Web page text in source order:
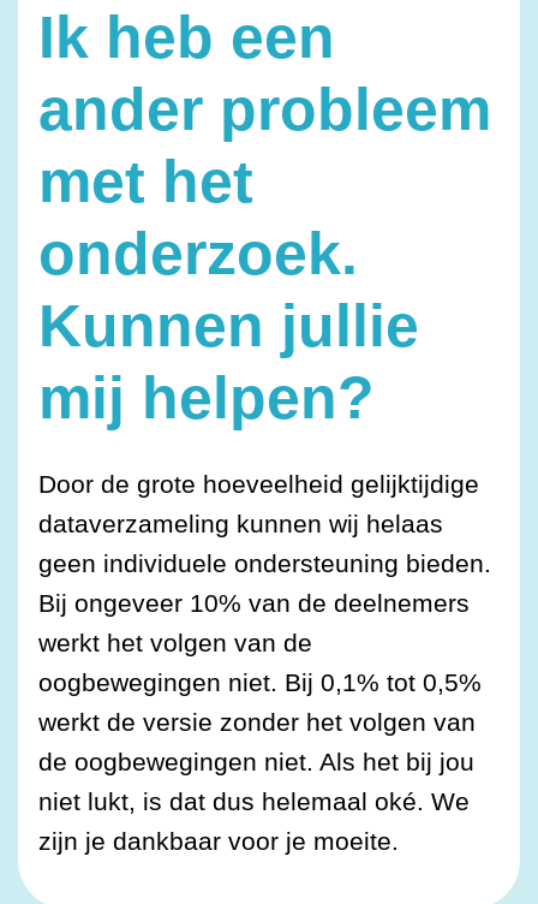
Ik heb een
ander probleem
met het
onderzoek.
Kunnen jullie
mij helpen?
Door de grote hoeveelheid gelijktijdige
dataverzameling kunnen wij helaas
geen individuele ondersteuning bieden.
Bij ongeveer 10% van de deelnemers
werkt het volgen van de
oogbewegingen niet. Bij 0,1% tot 0,5%
werkt de versie zonder het volgen van
de oogbewegingen niet. Als het bij jou
niet lukt, is dat dus helemaal oké. We
zijn je dankbaar voor je moeite.